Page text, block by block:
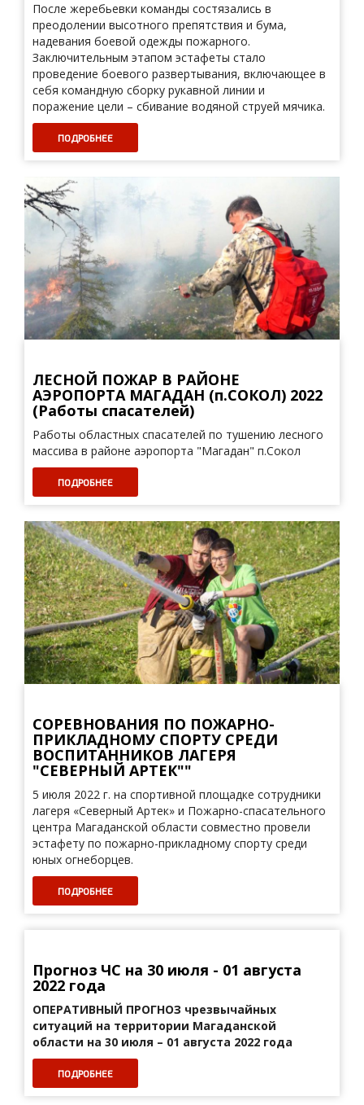
После жеребьевки команды состязались в
преодолении высотного препятствия и бума,
надевания боевой одежды пожарного.
Заключительным этапом эстафеты стало
проведение боевого развертывания, включающее в
себя командную сборку рукавной линии и
поражение цели – сбивание водяной струей мячика.
ПОДРОБНЕЕ
ЛЕСНОЙ ПОЖАР В РАЙОНЕ
АЭРОПОРТА МАГАДАН (п.СОКОЛ) 2022
(Работы спасателей)
Работы областных спасателей по тушению лесного
массива в районе аэропорта "Магадан" п.Сокол
ПОДРОБНЕЕ
СОРЕВНОВАНИЯ ПО ПОЖАРНО-
ПРИКЛАДНОМУ СПОРТУ СРЕДИ
ВОСПИТАННИКОВ ЛАГЕРЯ
"СЕВЕРНЫЙ АРТЕК""
5 июля 2022 г. на спортивной площадке сотрудники
лагеря «Северный Артек» и Пожарно-спасательного
центра Магаданской области совместно провели
эстафету по пожарно-прикладному спорту среди
юных огнеборцев.
ПОДРОБНЕЕ
Прогноз ЧС на 30 июля - 01 августа
2022 года
ОПЕРАТИВНЫЙ ПРОГНОЗ чрезвычайных
ситуаций на территории Магаданской
области на 30 июля – 01 августа 2022 года
ПОДРОБНЕЕ